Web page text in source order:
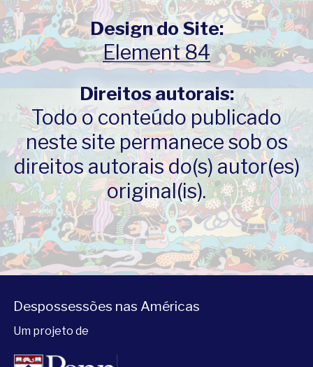
Design do Site:
Element 84
Direitos autorais:
Todo o conteúdo publicado
neste site permanece sob os
direitos autorais do(s) autor(es)
original(is).
Despossessões nas Américas
Um projeto de